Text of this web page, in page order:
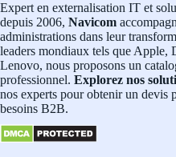
Expert en externalisation IT et
depuis 2006, Navicom
administrations dans leur
leaders mondiaux tels que Apple,
Lenovo, nous proposons un
professionnel. Explorez nos
nos experts pour obtenir un devis
besoins B2B.